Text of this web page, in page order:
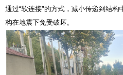
通过“软连接”的方式，减小传递到结
构在地震下免受破坏。